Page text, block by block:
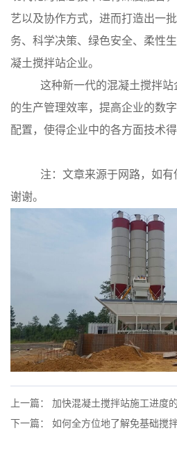
艺以及协作方式，进而打造出一
务、科学决策、绿色安全、柔性
凝土搅拌站企业。
这种新一代的混凝土搅拌
的生产管理效率，提高企业的数
配置，使得企业中的各方面技术得
注：文章来源于网路，如有
谢谢。
上一篇： 加快混凝土搅拌站施工进度
下一篇： 如何全方位地了解免基础搅